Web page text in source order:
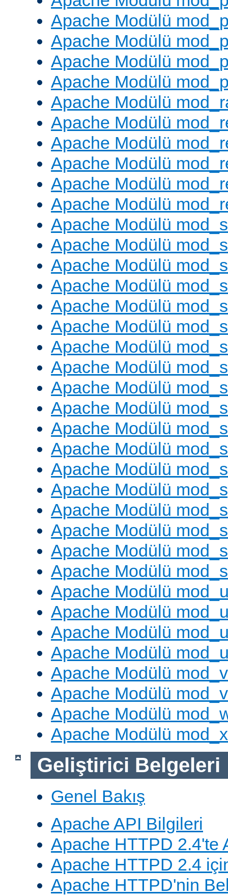
Apache Modülü
Apache Modülü
Apache Modülü
Apache Modülü
Apache Modülü
Apache Modülü
Apache Modülü
Apache Modülü
Apache Modülü
Apache Modülü
Apache Modülü
Apache Modülü
Apache Modülü
Apache Modülü
Apache Modülü
Apache Modülü
Apache Modülü
Apache Modülü
Apache Modülü
Apache Modülü
Apache Modülü
Apache Modülü
Apache Modülü
Apache Modülü
Apache Modülü
Apache Modülü
Apache Modülü
Apache Modülü
Apache Modülü
Apache Modülü
Apache Modülü
Apache Modülü
Apache Modülü
Apache Modülü
Apache Modülü
Apache Modülü
Geliştirici Belgeleri
Genel Bakış
Apache API Bilgileri
Apache HTTPD 2.4'te
Apache HTTPD 2.4
Apache HTTPD'nin